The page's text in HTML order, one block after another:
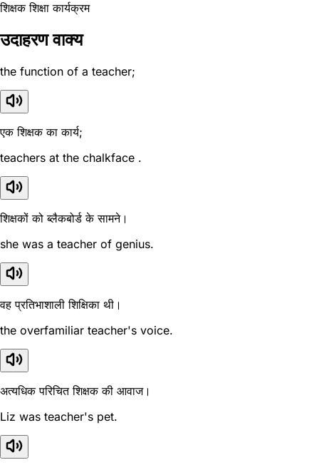
शिक्षक शिक्षा कार्यक्रम
उदाहरण वाक्य
the function of a teacher;
एक शिक्षक का कार्य;
teachers at the chalkface .
शिक्षकों को ब्लैकबोर्ड के सामने।
she was a teacher of genius.
वह प्रतिभाशाली शिक्षिका थी।
the overfamiliar teacher's voice.
अत्यधिक परिचित शिक्षक की आवाज।
Liz was teacher's pet.